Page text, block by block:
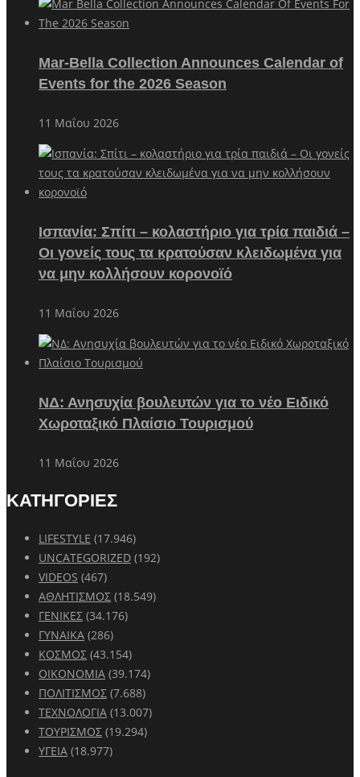
Mar-Bella Collection Announces Calendar of
Events for the 2026 Season
11 Μαΐου 2026
Ισπανία: Σπίτι – κολαστήριο για τρία παιδιά –
Οι γονείς τους τα κρατούσαν κλειδωμένα για
να μην κολλήσουν κορονοϊό
11 Μαΐου 2026
ΝΔ: Ανησυχία βουλευτών για το νέο Ειδικό
Χωροταξικό Πλαίσιο Τουρισμού
11 Μαΐου 2026
ΚΑΤΗΓΟΡΙΕΣ
LIFESTYLE (17.946)
UNCATEGORIZED (192)
VIDEOS (467)
ΑΘΛΗΤΙΣΜΟΣ (18.549)
ΓΕΝΙΚΕΣ (34.176)
ΓΥΝΑΙΚΑ (286)
ΚΟΣΜΟΣ (43.154)
ΟΙΚΟΝΟΜΙΑ (39.174)
ΠΟΛΙΤΙΣΜΟΣ (7.688)
ΤΕΧΝΟΛΟΓΙΑ (13.007)
ΤΟΥΡΙΣΜΟΣ (19.294)
ΥΓΕΙΑ (18.977)